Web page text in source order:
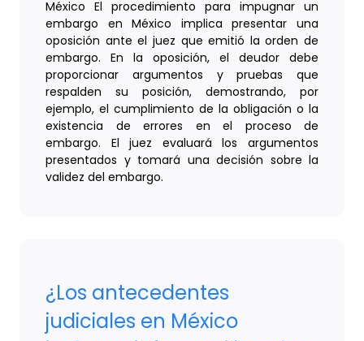
México El procedimiento para impugnar un
embargo en México implica presentar una
oposición ante el juez que emitió la orden de
embargo. En la oposición, el deudor debe
proporcionar argumentos y pruebas que
respalden su posición, demostrando, por
ejemplo, el cumplimiento de la obligación o la
existencia de errores en el proceso de
embargo. El juez evaluará los argumentos
presentados y tomará una decisión sobre la
validez del embargo.
¿Los antecedentes
judiciales en México